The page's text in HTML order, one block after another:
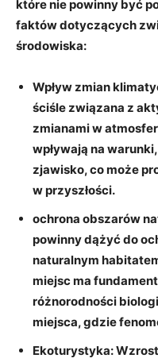
które nie powinny być
faktów dotyczących
środowiska:
Wpływ zmian
ściśle związana z
zmianami w
wpływają na
zjawisko, co może
w przyszłości.
ochrona obszarów
powinny dążyć do
naturalnym
miejsc ma
różnorodności
miejsca, gdzie
Ekoturystyka: